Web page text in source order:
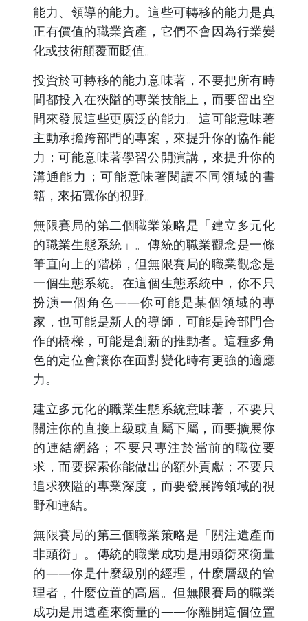
能力、領導的能力。這些可轉移的能力是真
正有價值的職業資產，它們不會因為行業變
化或技術顛覆而貶值。
投資於可轉移的能力意味著，不要把所有時
間都投入在狹隘的專業技能上，而要留出空
間來發展這些更廣泛的能力。這可能意味著
主動承擔跨部門的專案，來提升你的協作能
力；可能意味著學習公開演講，來提升你的
溝通能力；可能意味著閱讀不同領域的書
籍，來拓寬你的視野。
無限賽局的第二個職業策略是「建立多元化
的職業生態系統」。傳統的職業觀念是一條
筆直向上的階梯，但無限賽局的職業觀念是
一個生態系統。在這個生態系統中，你不只
扮演一個角色——你可能是某個領域的專
家，也可能是新人的導師，可能是跨部門合
作的橋樑，可能是創新的推動者。這種多角
色的定位會讓你在面對變化時有更強的適應
力。
建立多元化的職業生態系統意味著，不要只
關注你的直接上級或直屬下屬，而要擴展你
的連結網絡；不要只專注於當前的職位要
求，而要探索你能做出的額外貢獻；不要只
追求狹隘的專業深度，而要發展跨領域的視
野和連結。
無限賽局的第三個職業策略是「關注遺產而
非頭銜」。傳統的職業成功是用頭銜來衡量
的——你是什麼級別的經理，什麼層級的管
理者，什麼位置的高層。但無限賽局的職業
成功是用遺產來衡量的——你離開這個位置